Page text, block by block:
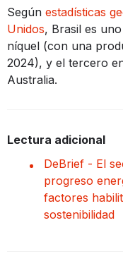
Según estadísticas
Unidos, Brasil es
níquel (con una
2024), y el tercero
Australia.
Lectura adicional
DeBrief - El
progreso
factores
sostenibilidad